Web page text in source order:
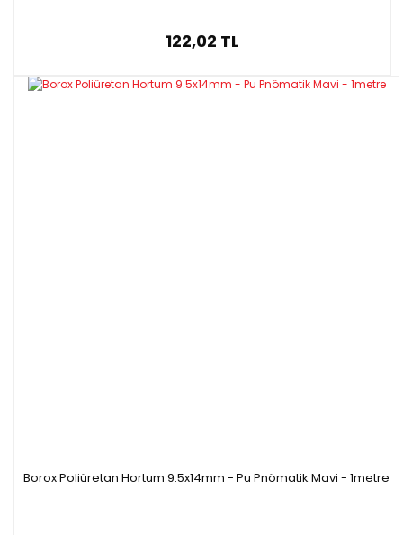
122,02 TL
Borox Poliüretan Hortum 9.5x14mm - Pu Pnömatik Mavi - 1metre